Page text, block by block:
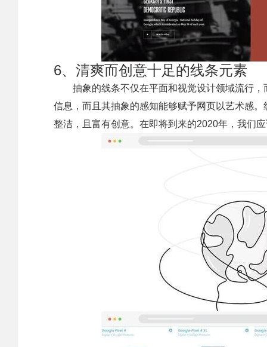
6、清爽而创意十足的线条元素
抽象的线条不仅在平面和视觉设计领域流行
信息，而且其抽象的感知能够赋予网页以艺术感
整洁，且富有创意。在即将到来的2020年，我们